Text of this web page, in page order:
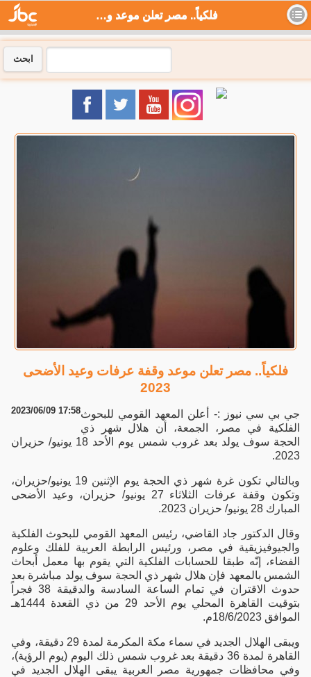
فلكياً.. مصر تعلن موعد وقفة عرفات وعيد الأضحى 2023 - جي بي سي نيوز
ابحث
فلكياً.. مصر تعلن موعد وقفة عرفات وعيد الأضحى
2023
2023/06/09 17:58جي بي سي نيوز :- أعلن المعهد القومي للبحوث
الفلكية في مصر، الجمعة، أن هلال شهر ذي
الحجة سوف يولد بعد غروب شمس يوم الأحد 18 يونيو/ حزيران
2023.
وبالتالي تكون غرة شهر ذي الحجة يوم الإثنين 19 يونيو/حزيران،
وتكون وقفة عرفات الثلاثاء 27 يونيو/ حزيران، وعيد الأضحى
المبارك 28 يونيو/ حزيران 2023.
وقال الدكتور جاد القاضي، رئيس المعهد القومي للبحوث الفلكية
والجيوفيزيقية في مصر، ورئيس الرابطة العربية للفلك وعلوم
الفضاء، إنّه طبقا للحسابات الفلكية التي يقوم بها معمل أبحاث
الشمس بالمعهد فإن هلال شهر ذي الحجة سوف يولد مباشرة بعد
حدوث الاقتران في تمام الساعة السادسة والدقيقة 38 فجراً
بتوقيت القاهرة المحلي يوم الأحد 29 من ذي القعدة 1444هـ
الموافق 18/6/2023م.
ويبقى الهلال الجديد في سماء مكة المكرمة لمدة 29 دقيقة، وفي
القاهرة لمدة 36 دقيقة بعد غروب شمس ذلك اليوم (يوم الرؤية)،
وفي محافظات جمهورية مصر العربية يبقى الهلال الجديد في